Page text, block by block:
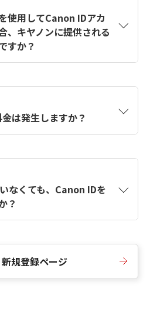
法は【カメラ】Canon IDとは
IDの作成方法は？をご確認く
使用してCanon IDアカ
、キヤノンに提供される
すか？
ら取得します。アカウントを
うに、この情報を使用して
ォームを入力します。
は発生しますか？
なくても、Canon IDを
？
規登録ページ